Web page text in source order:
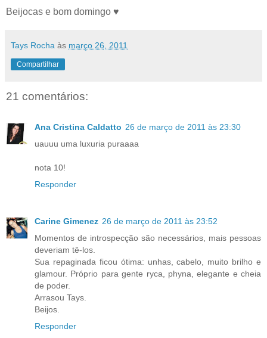
Beijocas e bom domingo ♥
Tays Rocha às março 26, 2011
Compartilhar
21 comentários:
Ana Cristina Caldatto 26 de março de 2011 às 23:30
uauuu uma luxuria puraaaa
nota 10!
Responder
Carine Gimenez 26 de março de 2011 às 23:52
Momentos de introspecção são necessários, mais pessoas
deveriam tê-los.
Sua repaginada ficou ótima: unhas, cabelo, muito brilho e
glamour. Próprio para gente ryca, phyna, elegante e cheia
de poder.
Arrasou Tays.
Beijos.
Responder